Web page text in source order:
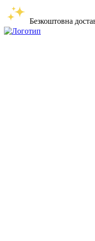
Безкоштовна